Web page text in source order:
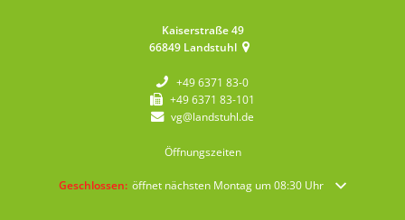
Kaiserstraße 49
66849 Landstuhl
+49 6371 83-0
+49 6371 83-101
vg@landstuhl.de
Öffnungszeiten
Klicken, um weitere Öffnungs- oder Schließzeiten auszublenden
Geschlossen: öffnet nächsten Montag um 08:30 Uhr